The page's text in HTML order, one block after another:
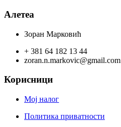
је
390,00 рсд.
Алетеа
Зоран Марковић
+ 381 64 182 13 44
zoran.n.markovic@gmail.com
Корисници
Мој налог
Политика приватности